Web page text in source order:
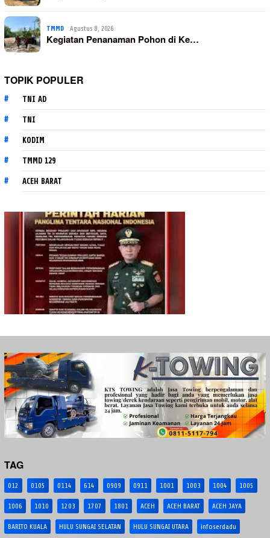
TMMD Agustus 8, 2026
Kegiatan Penanaman Pohon di Ke…
TOPIK POPULER
TNI AD
TNI
KODIM
TMMD 129
ACEH BARAT
TAG
012 0105 0114 614 0909 0911 1001 1003 1004 1005
1006 1010 1203 1707 1801 ACEH ACEH BARAT ACEH JAYA
BARITO KUALA HULU SUNGAI SELATAN HULU SUNGAI UTARA infoserdadu